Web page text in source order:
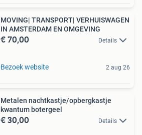
MOVING| TRANSPORT| VERHUISWAGEN
IN AMSTERDAM EN OMGEVING
€ 70,00 Details
Bezoek website 2 aug 26
Metalen nachtkastje/opbergkastje
kwantum botergeel
€ 30,00 Details